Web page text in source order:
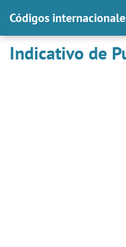
Códigos
Indicativo de